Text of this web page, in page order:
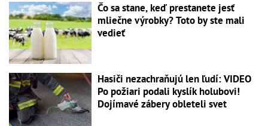
Čo sa stane, keď prestanete jesť
mliečne výrobky? Toto by ste mali
vedieť
Hasiči nezachraňujú len ľudí: VIDEO
Po požiari podali kyslík holubovi!
Dojímavé zábery obleteli svet